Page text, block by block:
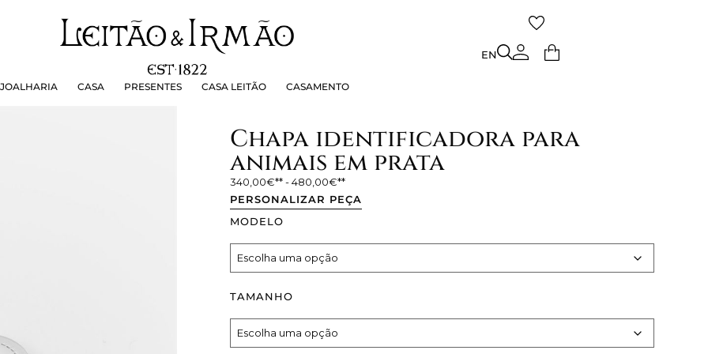
JOALHARIA CASA PRESENTES CASA LEITÃO CASAMENTO
EN
PRESENTES CASA LEITÃO
Chapa identificadora para
animais em prata
340,00€ -480,00€
PERSONALIZAR PEÇA
MODELO
TAMANHO